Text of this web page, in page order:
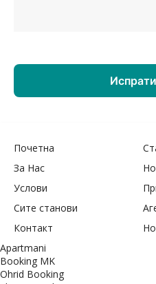
Почетна
За Нас
Услови
Сите станови
Контакт
Apartmani
Booking MK
Ohrid Booking